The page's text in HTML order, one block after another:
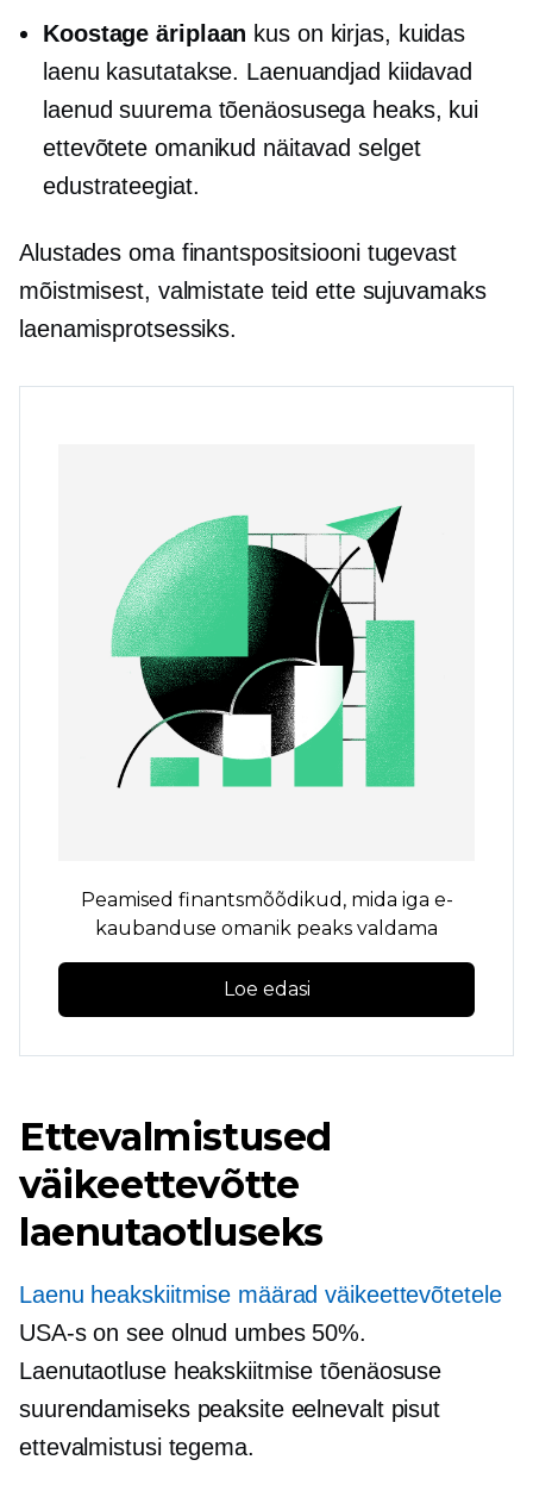
Koostage äriplaan kus on kirjas, kuidas
laenu kasutatakse. Laenuandjad kiidavad
laenud suurema tõenäosusega heaks, kui
ettevõtete omanikud näitavad selget
edustrateegiat.
Alustades oma finantspositsiooni tugevast
mõistmisest, valmistate teid ette sujuvamaks
laenamisprotsessiks.
Peamised finantsmõõdikud, mida iga e-
kaubanduse omanik peaks valdama
Loe edasi
Ettevalmistused
väikeettevõtte
laenutaotluseks
Laenu heakskiitmise määrad väikeettevõtetele
USA-s on see olnud umbes 50%.
Laenutaotluse heakskiitmise tõenäosuse
suurendamiseks peaksite eelnevalt pisut
ettevalmistusi tegema.